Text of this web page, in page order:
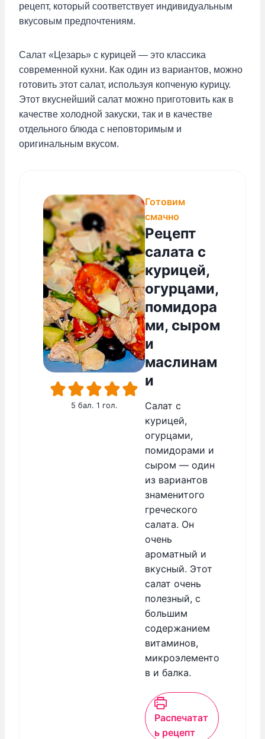
рецепт, который соответствует индивидуальным
вкусовым предпочтениям.
Салат «Цезарь» с курицей — это классика
современной кухни. Как один из вариантов, можно
готовить этот салат, используя копченую курицу.
Этот вкуснейший салат можно приготовить как в
качестве холодной закуски, так и в качестве
отдельного блюда с неповторимым и
оригинальным вкусом.
5 бал. 1 гол.
Готовим
смачно
Рецепт
салата с
курицей,
огурцами,
помидора
ми, сыром
и
маслинам
и
Салат с
курицей,
огурцами,
помидорами и
сыром — один
из вариантов
знаменитого
греческого
салата. Он
очень
ароматный и
вкусный. Этот
салат очень
полезный, с
большим
содержанием
витаминов,
микроэлементо
в и балка.
Распечатат
ь рецепт